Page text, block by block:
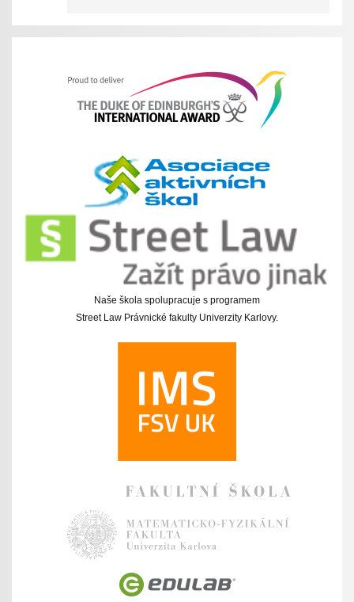
Naše škola spolupracuje s programem
Street Law Právnické fakulty Univerzity Karlovy.